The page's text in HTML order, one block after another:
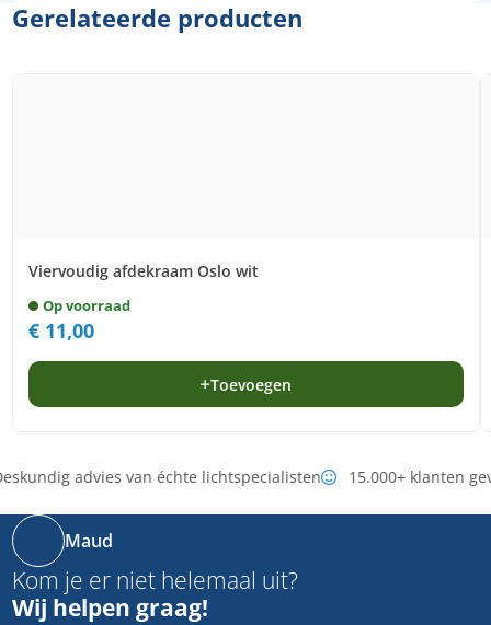
Gerelateerde producten
Viervoudig afdekraam Oslo wit
Op voorraad
€11,00
Toevoegen
advies van échte lichtspecialisten 15.000+ klanten
Maud
Kom je er niet helemaal uit?
Wij helpen graag!